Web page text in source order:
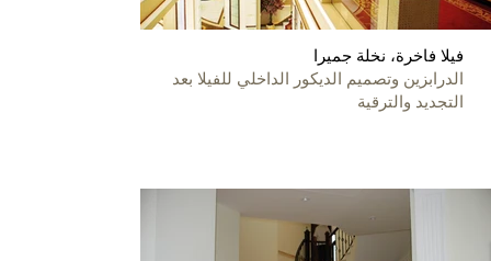
فيلا فاخرة، نخلة جميرا
الدرابزين وتصميم الديكور الداخلي للفيلا بعد
التجديد والترقية